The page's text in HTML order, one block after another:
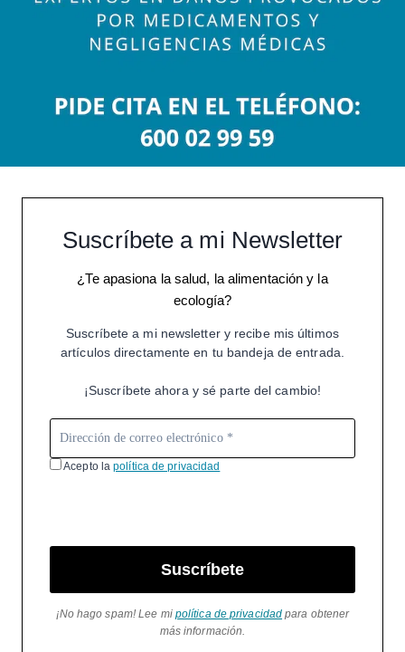
Suscríbete a mi Newsletter
¿Te apasiona la salud, la alimentación y la
ecología?
Suscríbete a mi newsletter y recibe mis últimos
artículos directamente en tu bandeja de entrada.
¡Suscríbete ahora y sé parte del cambio!
Acepto lapolítica de privacidad
Suscríbete
¡No hago spam! Lee mi política de privacidad para obtener
más información.